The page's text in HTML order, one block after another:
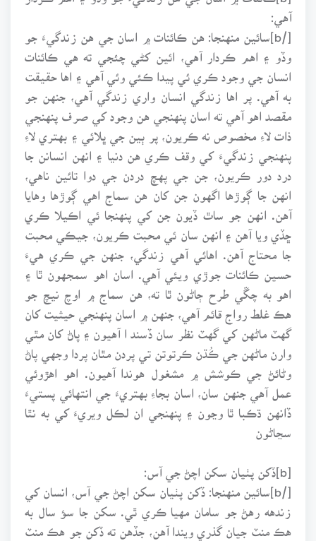
آهي:
[/b]سائين منهنجا: هن ڪائنات ۾ اسان جي هن زندگيءَ جو
وڏو ۽ اهم ڪردار آهي، ائين کڻي چئجي ته هي ڪائنات
انسان جي وجود ڪري ئي پيدا ڪئي وئي آهي ۽ اها حقيقت
به آهي. پر اها زندگي انسان واري زندگي آهي، جنهن جو
مقصد اهو آهي ته اسان پنهنجي هن وجود کي صرف پنهنجي
ذات لاءِ مخصوص نه ڪريون، پر ٻين جي ڀلائي ۽ بهتري لاءِ
پنهنجي زندگيءَ کي وقف ڪري هن دنيا ۽ انهن انسانن جا
درد دور ڪريون، جن جي پهچ دردن جي دوا تائين ناهي،
انهن جا ڳوڙها اگهون جن کان هن سماج اهي ڳوڙها وهايا
آهن. انهن جو ساٿ ڏيون جن کي پنهنجا ئي اڪيلا ڪري
ڇڏي ويا آهن ۽ انهن سان ئي محبت ڪريون، جيڪي محبت
جا محتاج آهن. اهائي آهي زندگي، جنهن جي ڪري هيءَ
حسين ڪائنات جوڙي ويئي آهي. اسان اهو سمجهون ٿا ۽
اهو به چڱي طرح ڄاڻون ٿا ته، هن سماج ۾ اوچ نيچ جو
هڪ غلط رواج قائم آهي، جنهن ۾ اسان پنهنجي حيثيت کان
گهٽ ماڻهن کي گهٽ نظر سان ڏسند ا آهيون ۽ پاڻ کان مٿي
وارن ماڻهن جي ڪُڌن ڪرتوتن تي پردن مٿان پردا وجهي پاڻ
وڻائڻ جي ڪوشش ۾ مشغول هوندا آهيون. اهو اهڙوئي
عمل آهي جنهن سان، اسان بجاءِ بهتريءَ جي انتهائي پستيءَ
ڏانهن ڌڪبا ٿا وڃون ۽ پنهنجي ان لڪل ويريءَ کي به نٿا
سڃاڻون
[b]ڏکن پٺيان سکن اچڻ جي آس:
[/b]سائين منهنجا: ڏکن پٺيان سکن اچڻ جي آس، انسان کي
زندهه رهڻ جو سامان مهيا ڪري ٿي. سکن جا سؤ سال به
هڪ منٽ جيان گذري ويندا آهن، جڏهن ته ڏکن جو هڪ منٽ